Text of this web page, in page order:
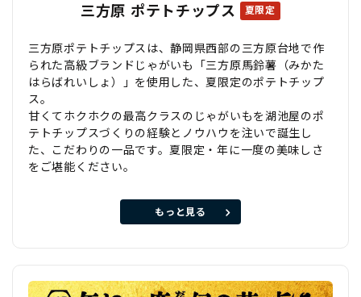
三方原 ポテトチップス 夏限定
三方原ポテトチップスは、静岡県西部の三方原台地で作
られた高級ブランドじゃがいも「三方原馬鈴薯（みかた
はらばれいしょ）」を使用した、夏限定のポテトチップ
ス。
甘くてホクホクの最高クラスのじゃがいもを湖池屋のポ
テトチップスづくりの経験とノウハウを注いで誕生し
た、こだわりの一品です。夏限定・年に一度の美味しさ
をご堪能ください。
もっと見る